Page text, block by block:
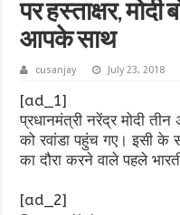
पर हस्ताक्षर,
आपके साथ
cusanjay July 23, 2018
[ad_1]
प्रधानमंत्री नरेंद्र मोदी
को रवांडा पहुंच गए। इसी के
का दौरा करने वाले पहले
[ad_2]